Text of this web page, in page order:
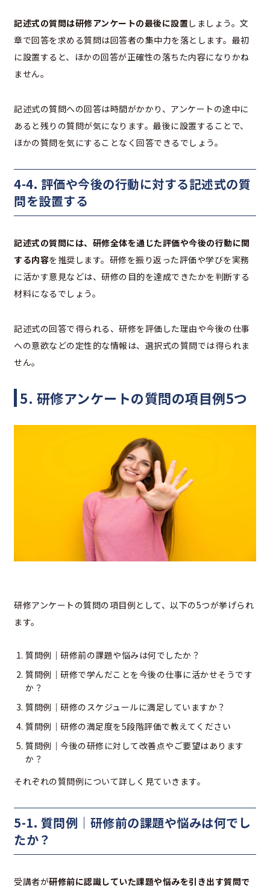
記述式の質問は研修アンケートの最後に設置 しましょう。文
章で回答を求める質問は回答者の集中力を落とします。最初
に設置すると、ほかの回答が正確性の落ちた内容になりかね
ません。
記述式の質問への回答は時間がかかり、アンケートの途中に
あると残りの質問が気になります。最後に設置することで、
ほかの質問を気にすることなく回答できるでしょう。
4-4. 評価や今後の行動に対する記述式の質
問を設置する
記述式の質問には、研修全体を通じた評価や今後の行動に関
する内容を推奨します。研修を振り返った評価や学びを実務
に活かす意見などは、研修の目的を達成できたかを判断する
材料になるでしょう。
記述式の回答で得られる、研修を評価した理由や今後の仕事
への意欲などの定性的な情報は、選択式の質問では得られま
せん。
5. 研修アンケートの質問の項目例5つ
研修アンケートの質問の項目例として、以下の5つが挙げられ
ます。
質問例｜研修前の課題や悩みは何でしたか？
質問例｜研修で学んだことを今後の仕事に活かせそうです
か？
質問例｜研修のスケジュールに満足していますか？
質問例｜研修の満足度を5段階評価で教えてください
質問例｜今後の研修に対して改善点やご要望はあります
か？
それぞれの質問例について詳しく見ていきます。
5-1. 質問例｜研修前の課題や悩みは何でし
たか？
受講者が研修前に認識していた課題や悩みを引き出す質問で